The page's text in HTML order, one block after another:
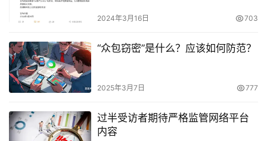
2024年3月16日 703
“众包窃密”是什么？应该如何防范？
2025年3月7日 777
过半受访者期待严格监管网络平台
内容